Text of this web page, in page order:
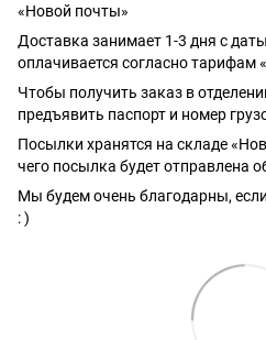
«Новой почты»
Доставка занимает 1-3 дня с
оплачивается согласно тарифам
Чтобы получить заказ в
предъявить паспорт и номер
Посылки хранятся на складе
чего посылка будет отправлена
Мы будем очень благодарны,
: )